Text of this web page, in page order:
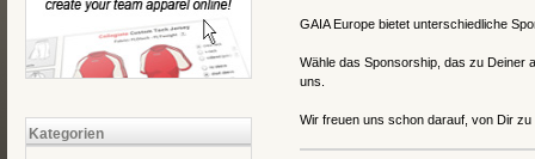
Kategorien
GAIA Europe bietet unterschiedliche
Wähle das Sponsorship, das zu Deiner
uns.
Wir freuen uns schon darauf, von Dir zu